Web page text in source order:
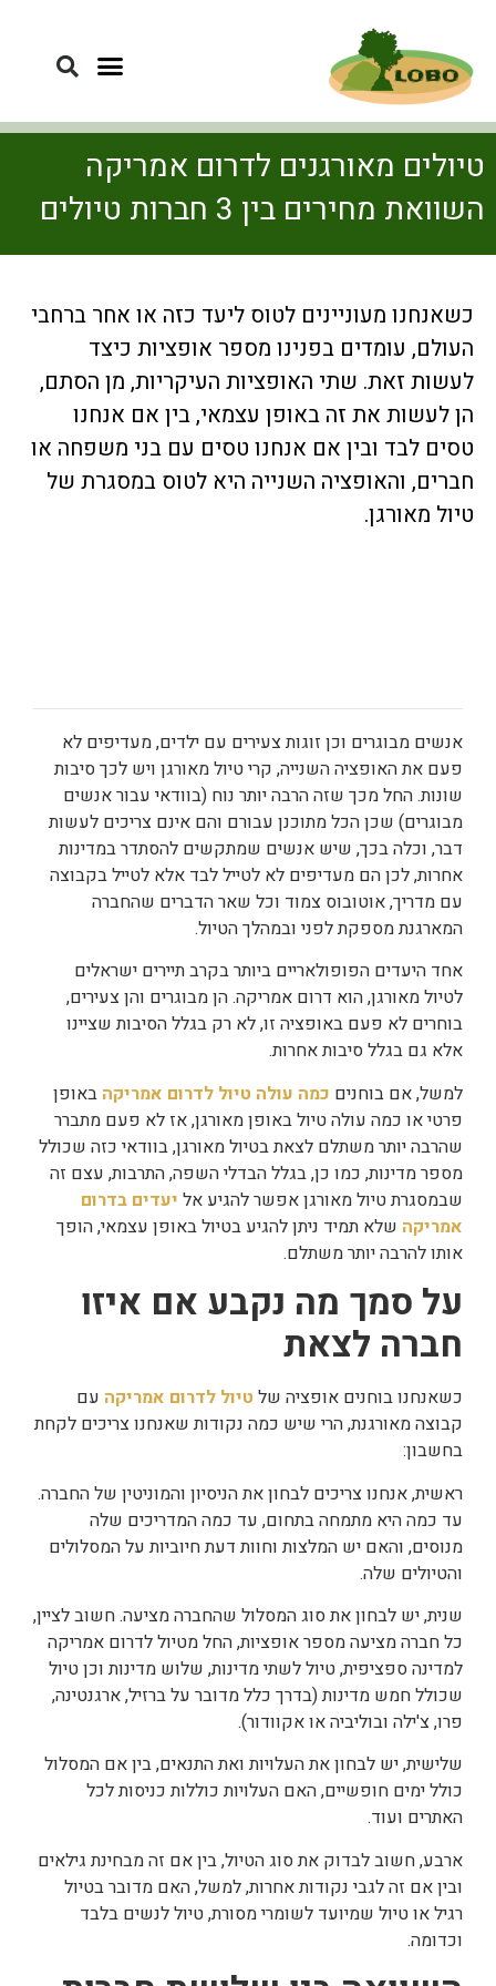
טיולים מאורגנים לדרום אמריקה
השוואת מחירים בין 3 חברות טיולים
כשאנחנו מעוניינים לטוס ליעד כזה או אחר ברחבי
העולם, עומדים בפנינו מספר אופציות כיצד
לעשות זאת. שתי האופציות העיקריות, מן הסתם,
הן לעשות את זה באופן עצמאי, בין אם אנחנו
טסים לבד ובין אם אנחנו טסים עם בני משפחה או
חברים, והאופציה השנייה היא לטוס במסגרת של
טיול מאורגן.
אנשים מבוגרים וכן זוגות צעירים עם ילדים, מעדיפים לא
פעם את האופציה השנייה, קרי טיול מאורגן ויש לכך סיבות
שונות. החל מכך שזה הרבה יותר נוח (בוודאי עבור אנשים
מבוגרים) שכן הכל מתוכנן עבורם והם אינם צריכים לעשות
דבר, וכלה בכך, שיש אנשים שמתקשים להסתדר במדינות
אחרות, לכן הם מעדיפים לא לטייל לבד אלא לטייל בקבוצה
עם מדריך, אוטובוס צמוד וכל שאר הדברים שהחברה
המארגנת מספקת לפני ובמהלך הטיול.
אחד היעדים הפופולאריים ביותר בקרב תיירים ישראלים
לטיול מאורגן, הוא דרום אמריקה. הן מבוגרים והן צעירים,
בוחרים לא פעם באופציה זו, לא רק בגלל הסיבות שציינו
אלא גם בגלל סיבות אחרות.
למשל, אם בוחנים כמה עולה טיול לדרום אמריקה באופן
פרטי או כמה עולה טיול באופן מאורגן, אז לא פעם מתברר
שהרבה יותר משתלם לצאת בטיול מאורגן, בוודאי כזה שכולל
מספר מדינות, כמו כן, בגלל הבדלי השפה, התרבות, עצם זה
שבמסגרת טיול מאורגן אפשר להגיע אל יעדים בדרום
אמריקה שלא תמיד ניתן להגיע בטיול באופן עצמאי, הופך
אותו להרבה יותר משתלם.
על סמך מה נקבע אם איזו
חברה לצאת
כשאנחנו בוחנים אופציה של טיול לדרום אמריקה עם
קבוצה מאורגנת, הרי שיש כמה נקודות שאנחנו צריכים לקחת
בחשבון:
ראשית, אנחנו צריכים לבחון את הניסיון והמוניטין של החברה.
עד כמה היא מתמחה בתחום, עד כמה המדריכים שלה
מנוסים, והאם יש המלצות וחוות דעת חיוביות על המסלולים
והטיולים שלה.
שנית, יש לבחון את סוג המסלול שהחברה מציעה. חשוב לציין,
כל חברה מציעה מספר אופציות, החל מטיול לדרום אמריקה
למדינה ספציפית, טיול לשתי מדינות, שלוש מדינות וכן טיול
שכולל חמש מדינות (בדרך כלל מדובר על ברזיל, ארגנטינה,
פרו, צ'ילה ובוליביה או אקוודור).
שלישית, יש לבחון את העלויות ואת התנאים, בין אם המסלול
כולל ימים חופשיים, האם העלויות כוללות כניסות לכל
האתרים ועוד.
ארבע, חשוב לבדוק את סוג הטיול, בין אם זה מבחינת גילאים
ובין אם זה לגבי נקודות אחרות, למשל, האם מדובר בטיול
רגיל או טיול שמיועד לשומרי מסורת, טיול לנשים בלבד
וכדומה.